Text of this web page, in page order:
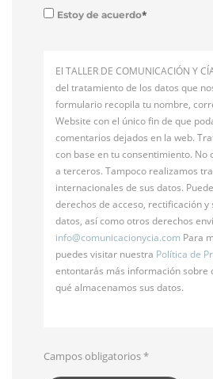
Estoy de acuerdo*
El TALLER DE COMUNICACIÓN Y
del tratamiento de los datos que
formulario recopila tu nombre,
Website con el único fin de que
comentarios dejados en la web.
con base en tu consentimiento. No
a terceros. Tampoco realizamos
internacionales de sus datos.
derechos de acceso, rectificación y
datos, así como otros derechos
info@comunicacionycia.com Para
puedes visitar nuestra Política de
entontarás más información sobre
qué almacenamos sus datos.
Campos obligatorios*